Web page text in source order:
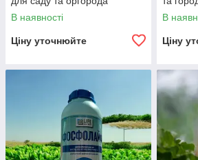
В наявності
Ціну уточнюйте
В
Ціну